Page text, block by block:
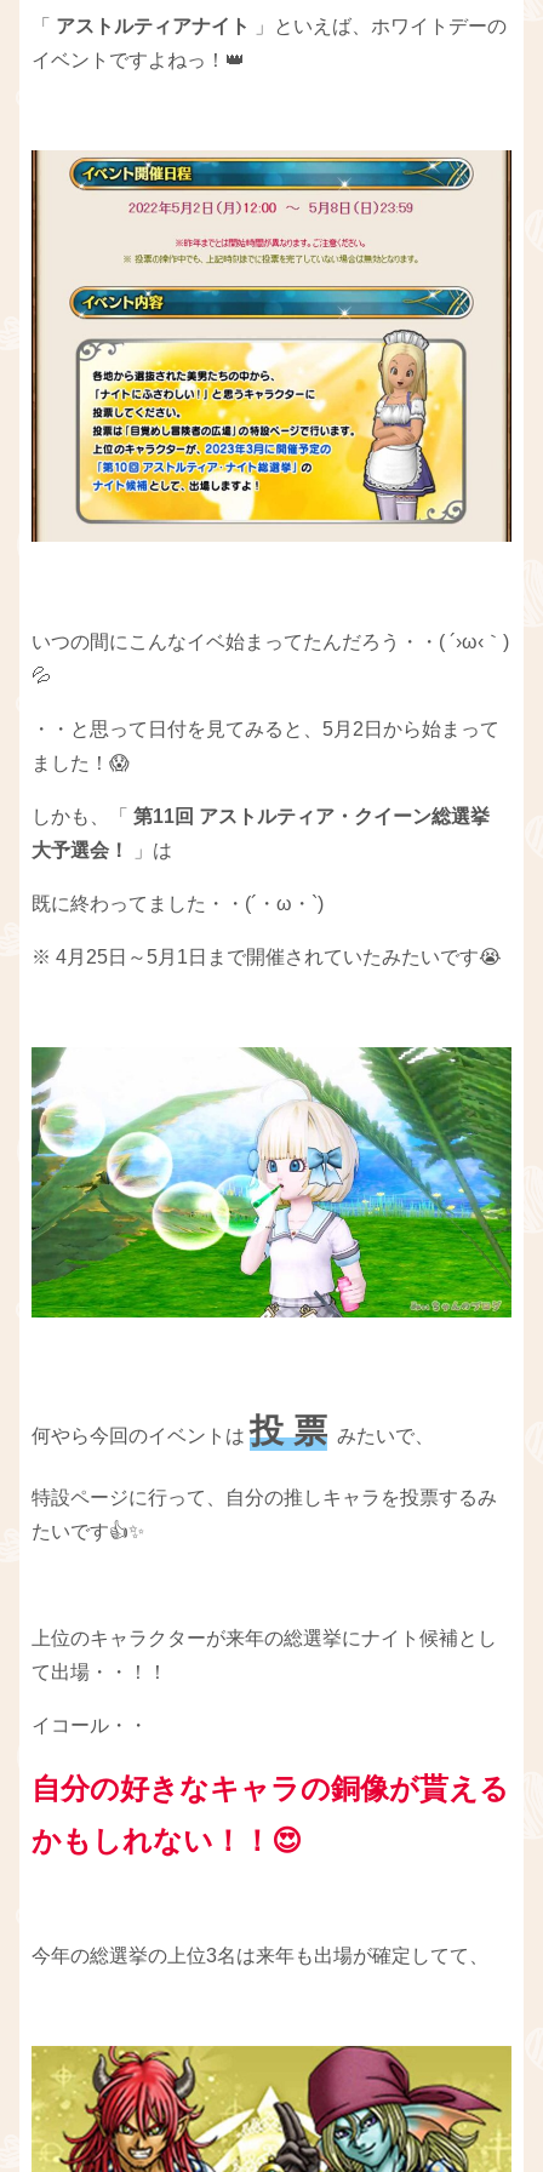
「 アストルティアナイト
」といえば、ホワイトデーの
イベントですよねっ！👑
いつの間にこんなイベ始まってたんだろう・・( ´›ω‹｀)
💦
・・と思って日付を見てみると、5月2日から始まって
ました！😱
しかも、「 第11回 アストルティア・クイーン総選挙
大予選会！
」は
既に終わってました・・(´・ω・`)
※ 4月25日～5月1日まで開催されていたみたいです😭
何やら今回のイベントは投 票 みたいで、
特設ページに行って、自分の推しキャラを投票するみ
たいです👍✨
上位のキャラクターが来年の総選挙にナイト候補とし
て出場・・！！
イコール・・
自分の好きなキャラの銅像が貰える
かもしれない！！ 😍
今年の総選挙の上位3名は来年も出場が確定してて、